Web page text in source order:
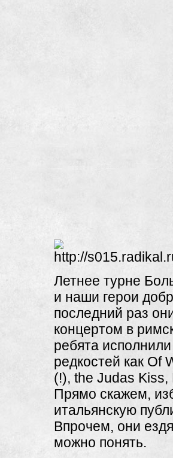
Летнее турне
и наши герои
последний раз
концертом в
ребята
редкостей как Of
(!), the Judas
Прямо скажем,
итальянскую
Впрочем, они
можно понять.